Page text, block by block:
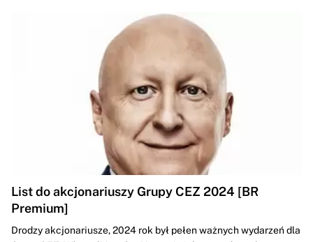
List do akcjonariuszy Grupy CEZ 2024 [BR
Premium]
Drodzy akcjonariusze, 2024 rok był pełen ważnych wydarzeń dla